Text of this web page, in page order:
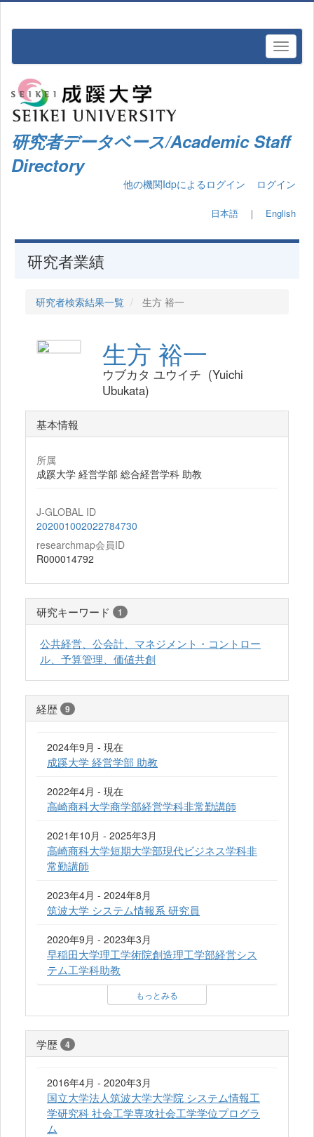
研究者データベース/Academic Staff
Directory
他の機関Idpによるログイン ログイン
日本語 ｜ English
研究者業績
研究者検索結果一覧 生方 裕一
生方 裕一
ウブカタ ユウイチ (Yuichi
Ubukata)
基本情報
所属
成蹊大学 経営学部 総合経営学科 助教
J-GLOBAL ID
202001002022784730
researchmap会員ID
R000014792
研究キーワード 1
公共経営、公会計、マネジメント・コントロー
ル、予算管理、価値共創
経歴 9
2024年9月 - 現在
成蹊大学 経営学部 助教
2022年4月 - 現在
高崎商科大学商学部経営学科非常勤講師
2021年10月 - 2025年3月
高崎商科大学短期大学部現代ビジネス学科非
常勤講師
2023年4月 - 2024年8月
筑波大学 システム情報系 研究員
2020年9月 - 2023年3月
早稲田大学理工学術院創造理工学部経営シス
テム工学科助教
もっとみる
学歴 4
2016年4月 - 2020年3月
国立大学法人筑波大学大学院 システム情報工
学研究科 社会工学専攻社会工学学位プログラ
ム